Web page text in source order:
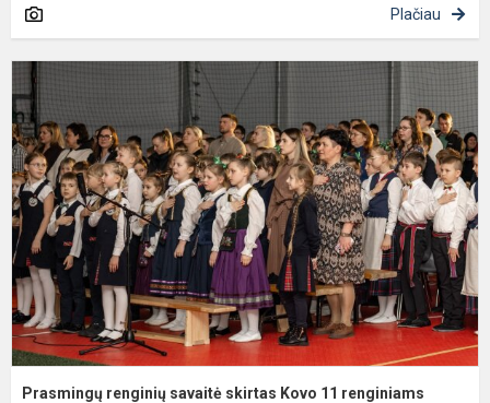
Plačiau
Prasmingų renginių savaitė skirtas Kovo 11 renginiams